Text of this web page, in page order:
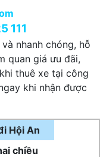
111
nhanh chóng, hỗ
quan giá ưu đãi,
thuê xe tại công
khi nhận được
Hội An
chiều